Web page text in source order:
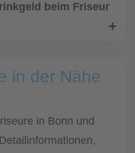
beim Friseur
in der Nähe
in Bonn und